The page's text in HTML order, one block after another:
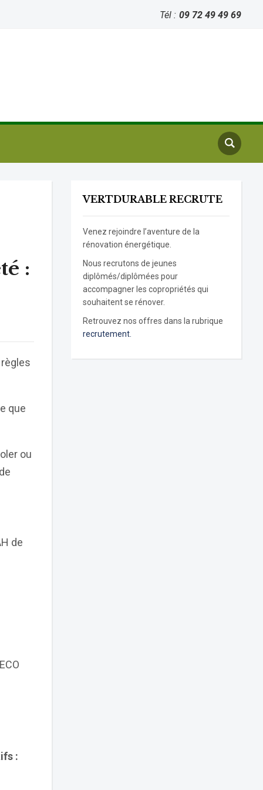
Tél : 09 72 49 49 69
:
que
ou
de
:
VERTDURABLE RECRUTE
Venez rejoindre l’aventure de la
rénovation énergétique.
Nous recrutons de jeunes
diplômés/diplômées pour
accompagner les copropriétés qui
souhaitent se rénover.
Retrouvez nos offres dans la rubrique
recrutement.